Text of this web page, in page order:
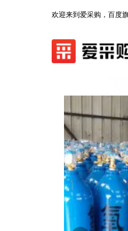
欢迎来到爱采购，百度